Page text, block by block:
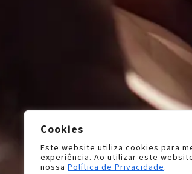
Cookies
Este website utiliza cookies para
experiência. Ao utilizar este
nossa Política de Privacidade.